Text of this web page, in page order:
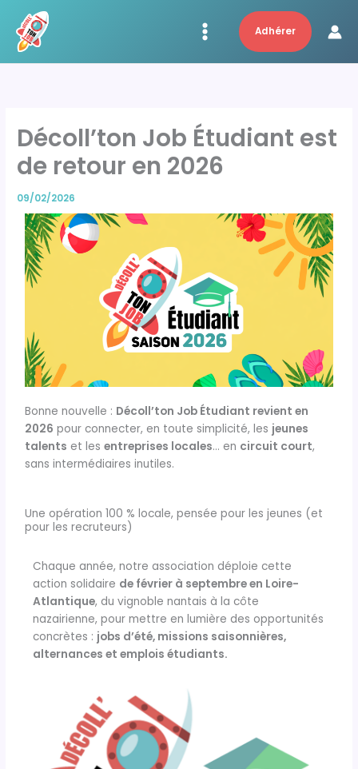
contenu
Adhérer
Décoll’ton Job Étudiant est
de retour en 2026
09/02/2026
Bonne nouvelle : Décoll’ton Job Étudiant revient en
2026 pour connecter, en toute simplicité, les jeunes
talents et lesentreprises locales… en circuit court,
sans intermédiaires inutiles.
Une opération 100 % locale, pensée pour les jeunes (et
pour les recruteurs)
Chaque année, notre association déploie cette
action solidaire de février à septembre en Loire-
Atlantique, du vignoble nantais à la côte
nazairienne, pour mettre en lumière des opportunités
concrètes : jobs d’été, missions saisonnières,
alternances et emplois étudiants.